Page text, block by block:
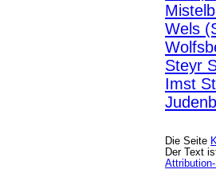
Wels
Steyr
Imst
Die Seite
Der Text